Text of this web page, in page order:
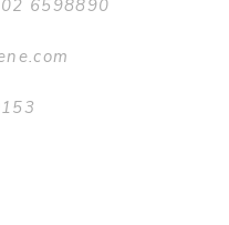
6598890